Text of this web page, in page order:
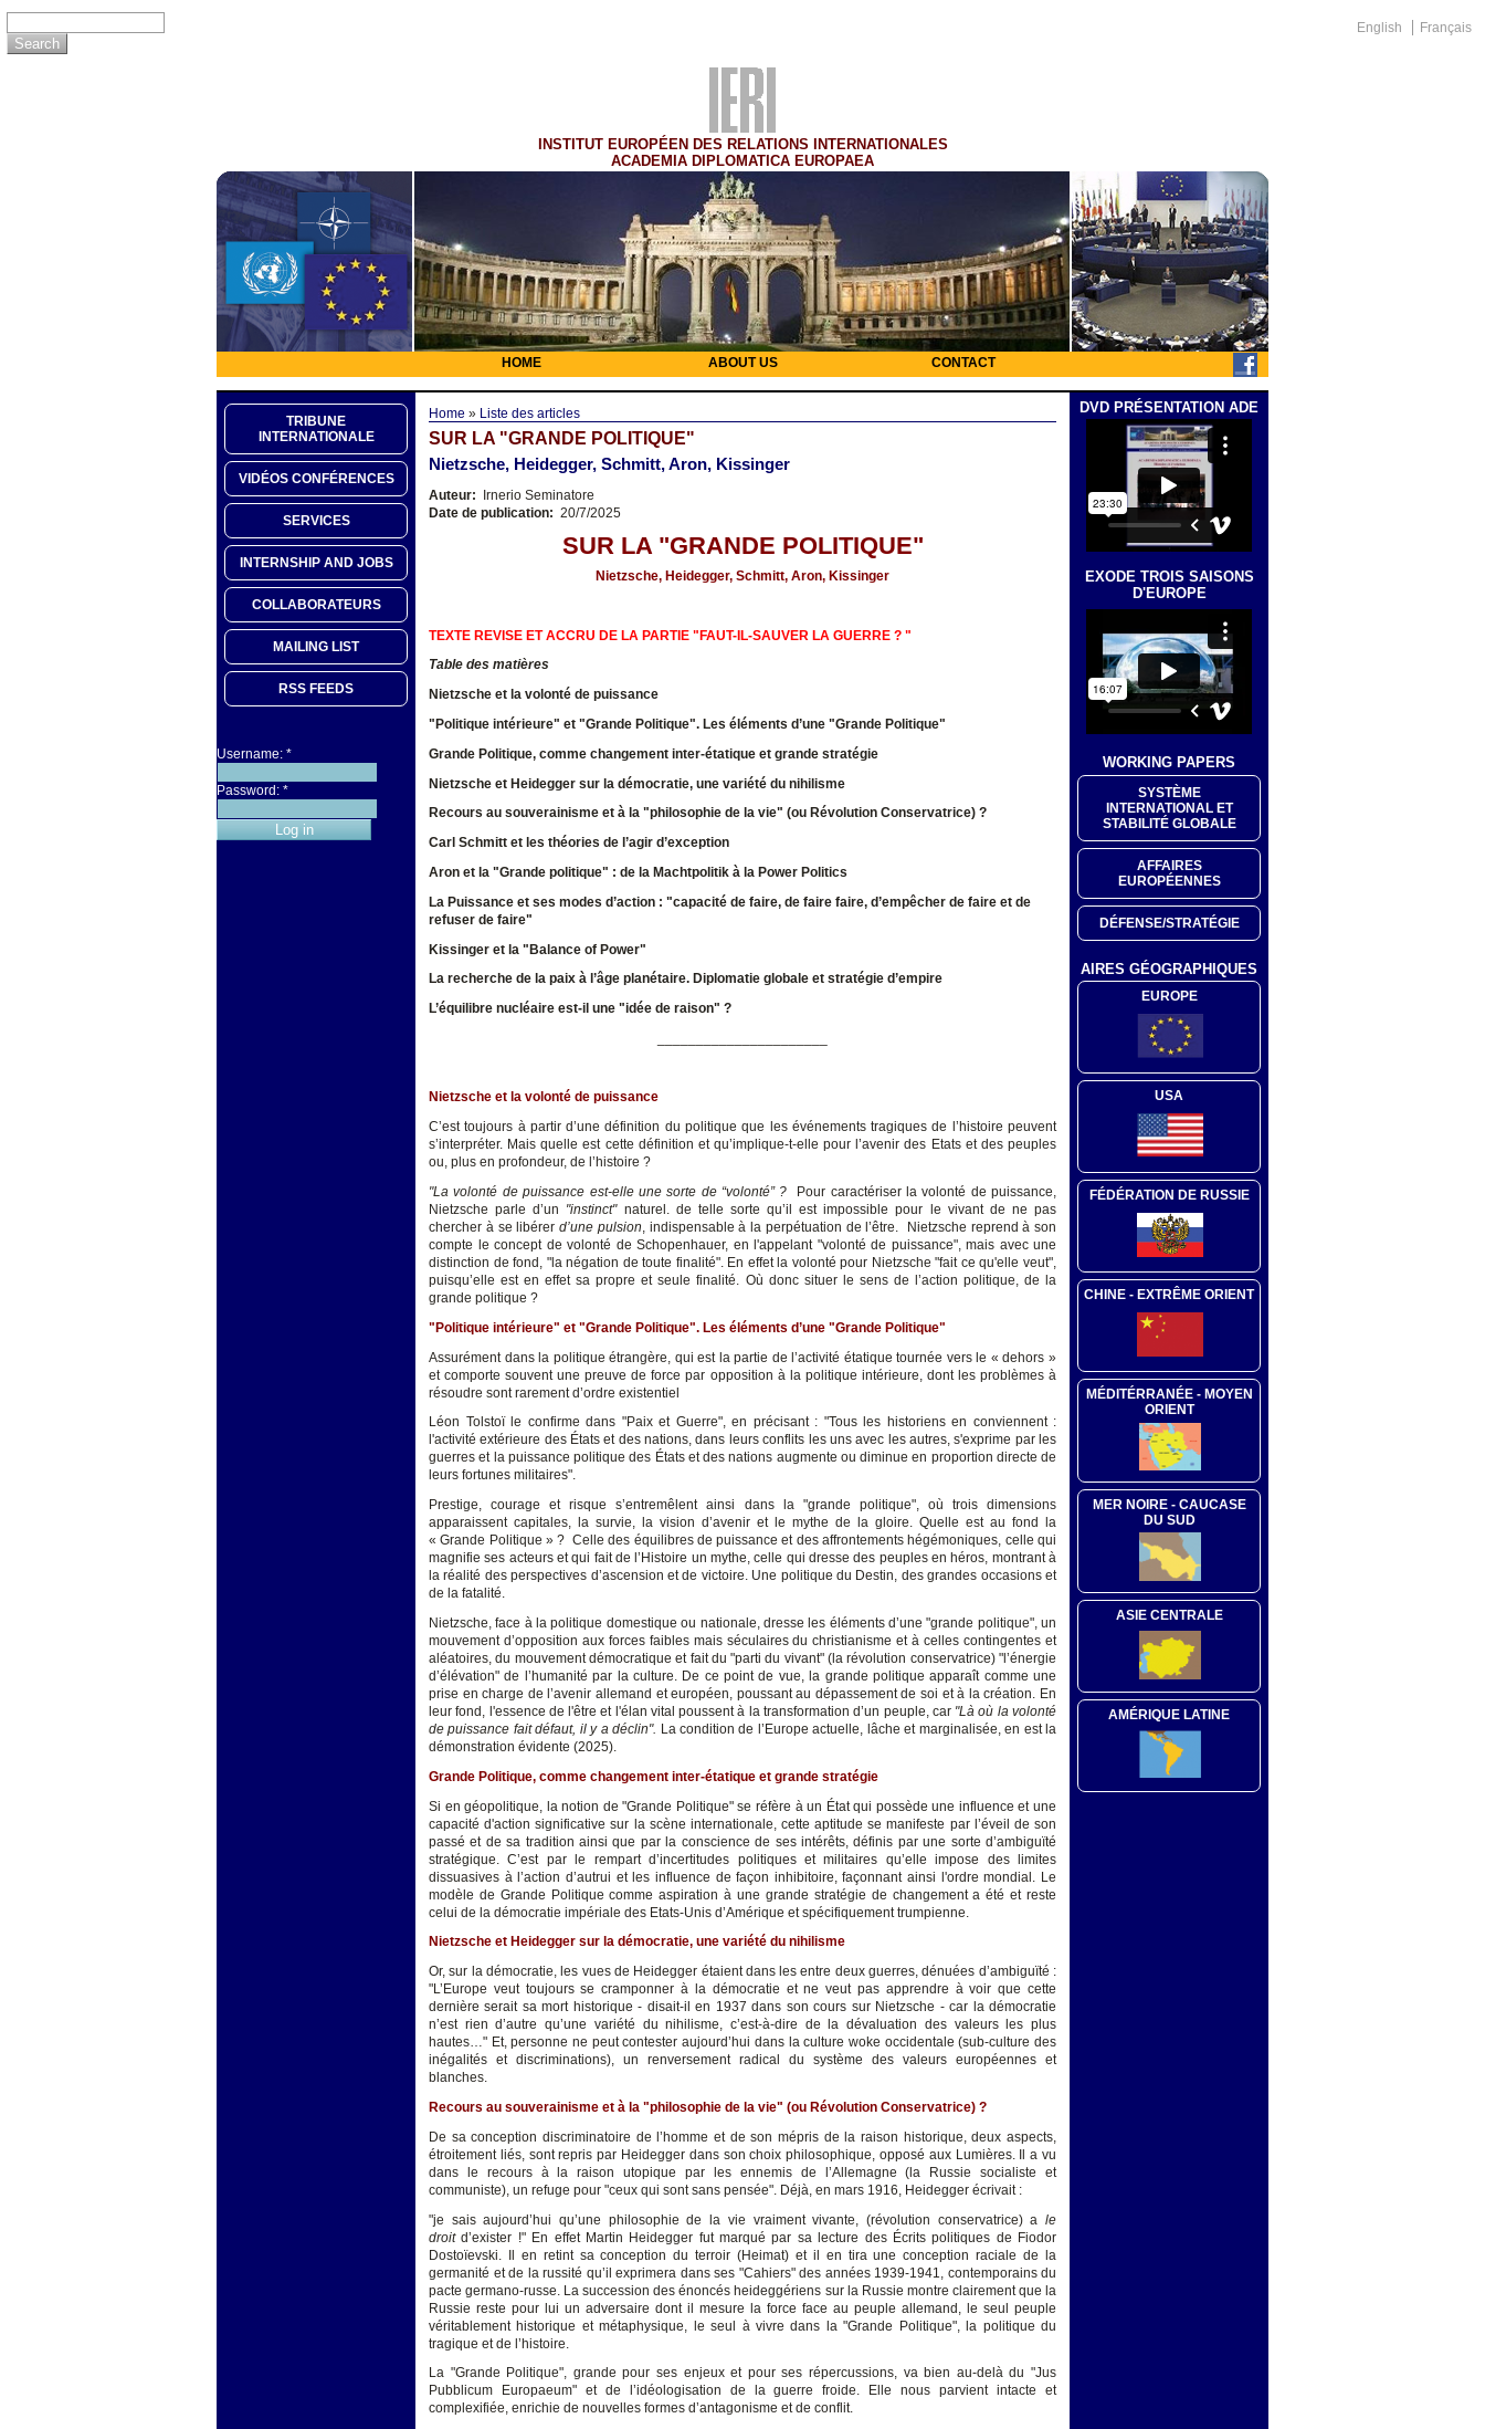
English Français
INSTITUT EUROPÉEN DES RELATIONS INTERNATIONALES
ACADEMIA DIPLOMATICA EUROPAEA
HOME ABOUT US CONTACT
TRIBUNE
INTERNATIONALE
VIDÉOS CONFÉRENCES
SERVICES
INTERNSHIP AND JOBS
COLLABORATEURS
MAILING LIST
RSS FEEDS
Username: *
Password: *
Home » Liste des articles
SUR LA "GRANDE POLITIQUE"
Nietzsche, Heidegger, Schmitt, Aron, Kissinger
Auteur: Irnerio Seminatore
Date de publication: 20/7/2025
SUR LA "GRANDE POLITIQUE"
Nietzsche, Heidegger, Schmitt, Aron, Kissinger
TEXTE REVISE ET ACCRU DE LA PARTIE "FAUT-IL-SAUVER LA GUERRE ? "
Table des matières
Nietzsche et la volonté de puissance
"Politique intérieure" et "Grande Politique". Les éléments d’une "Grande Politique"
Grande Politique, comme changement inter-étatique et grande stratégie
Nietzsche et Heidegger sur la démocratie, une variété du nihilisme
Recours au souverainisme et à la "philosophie de la vie" (ou Révolution Conservatrice) ?
Carl Schmitt et les théories de l’agir d’exception
Aron et la "Grande politique" : de la Machtpolitik à la Power Politics
La Puissance et ses modes d’action : "capacité de faire, de faire faire, d’empêcher de faire et de
refuser de faire"
Kissinger et la "Balance of Power"
La recherche de la paix à l’âge planétaire. Diplomatie globale et stratégie d’empire
L’équilibre nucléaire est-il une "idée de raison" ?
Nietzsche et la volonté de puissance
C’est toujours à partir d’une définition du politique que les événements tragiques de l’histoire peuvent
s’interpréter. Mais quelle est cette définition et qu’implique-t-elle pour l’avenir des Etats et des peuples
ou, plus en profondeur, de l’histoire ?
"La volonté de puissance est-elle une sorte de “volonté” ?
Pour caractériser la volonté de puissance,
Nietzsche parle d’un "instinct"naturel. de telle sorte qu’il est impossible pour le vivant de ne pas
chercher à se libérer d’une pulsion, indispensable à la perpétuation de l’être. Nietzsche reprend à son
compte le concept de volonté de Schopenhauer, en l'appelant "volonté de puissance", mais avec une
distinction de fond, "la négation de toute finalité". En effet la volonté pour Nietzsche "fait ce qu'elle veut",
puisqu’elle est en effet sa propre et seule finalité. Où donc situer le sens de l’action politique, de la
grande politique ?
"Politique intérieure" et "Grande Politique". Les éléments d’une "Grande Politique"
Assurément dans la politique étrangère, qui est la partie de l’activité étatique tournée vers le « dehors »
et comporte souvent une preuve de force par opposition à la politique intérieure, dont les problèmes à
résoudre sont rarement d’ordre existentiel
Léon Tolstoï le confirme dans "Paix et Guerre", en précisant : "Tous les historiens en conviennent :
l'activité extérieure des États et des nations, dans leurs conflits les uns avec les autres, s'exprime par les
guerres et la puissance politique des États et des nations augmente ou diminue en proportion directe de
leurs fortunes militaires".
Prestige, courage et risque s’entremêlent ainsi dans la "grande politique", où trois dimensions
apparaissent capitales, la survie, la vision d’avenir et le mythe de la gloire. Quelle est au fond la
« Grande Politique » ? Celle des équilibres de puissance et des affrontements hégémoniques, celle qui
magnifie ses acteurs et qui fait de l’Histoire un mythe, celle qui dresse des peuples en héros, montrant à
la réalité des perspectives d’ascension et de victoire. Une politique du Destin, des grandes occasions et
de la fatalité.
Nietzsche, face à la politique domestique ou nationale, dresse les éléments d’une "grande politique", un
mouvement d’opposition aux forces faibles mais séculaires du christianisme et à celles contingentes et
aléatoires, du mouvement démocratique et fait du "parti du vivant" (la révolution conservatrice) "l’énergie
d’élévation" de l’humanité par la culture. De ce point de vue, la grande politique apparaît comme une
prise en charge de l’avenir allemand et européen, poussant au dépassement de soi et à la création. En
leur fond, l'essence de l'être et l'élan vital poussent à la transformation d’un peuple, car "Là où la volonté
de puissance fait défaut, il y a déclin". La condition de l’Europe actuelle, lâche et marginalisée, en est la
démonstration évidente (2025).
Grande Politique, comme changement inter-étatique et grande stratégie
Si en géopolitique, la notion de "Grande Politique" se réfère à un État qui possède une influence et une
capacité d'action significative sur la scène internationale, cette aptitude se manifeste par l’éveil de son
passé et de sa tradition ainsi que par la conscience de ses intérêts, définis par une sorte d’ambiguïté
stratégique. C’est par le rempart d’incertitudes politiques et militaires qu’elle impose des limites
dissuasives à l’action d’autrui et les influence de façon inhibitoire, façonnant ainsi l'ordre mondial. Le
modèle de Grande Politique comme aspiration à une grande stratégie de changement a été et reste
celui de la démocratie impériale des Etats-Unis d’Amérique et spécifiquement trumpienne.
Nietzsche et Heidegger sur la démocratie, une variété du nihilisme
Or, sur la démocratie, les vues de Heidegger étaient dans les entre deux guerres, dénuées d’ambiguïté :
"L’Europe veut toujours se cramponner à la démocratie et ne veut pas apprendre à voir que cette
dernière serait sa mort historique - disait-il en 1937 dans son cours sur Nietzsche - car la démocratie
n’est rien d’autre qu’une variété du nihilisme, c’est-à-dire de la dévaluation des valeurs les plus
hautes…" Et, personne ne peut contester aujourd’hui dans la culture woke occidentale (sub-culture des
inégalités et discriminations), un renversement radical du système des valeurs européennes et
blanches.
Recours au souverainisme et à la "philosophie de la vie" (ou Révolution Conservatrice) ?
De sa conception discriminatoire de l’homme et de son mépris de la raison historique, deux aspects,
étroitement liés, sont repris par Heidegger dans son choix philosophique, opposé aux Lumières. Il a vu
dans le recours à la raison utopique par les ennemis de l’Allemagne (la Russie socialiste et
communiste), un refuge pour "ceux qui sont sans pensée". Déjà, en mars 1916, Heidegger écrivait :
"je sais aujourd’hui qu’une philosophie de la vie vraiment vivante, (révolution conservatrice) a le
droitd’exister !" En effet Martin Heidegger fut marqué par sa lecture des Écrits politiques de Fiodor
Dostoïevski. Il en retint sa conception du terroir (Heimat) et il en tira une conception raciale de la
germanité et de la russité qu’il exprimera dans ses "Cahiers" des années 1939-1941, contemporains du
pacte germano-russe. La succession des énoncés heideggériens sur la Russie montre clairement que la
Russie reste pour lui un adversaire dont il mesure la force face au peuple allemand, le seul peuple
véritablement historique et métaphysique, le seul à vivre dans la "Grande Politique", la politique du
tragique et de l’histoire.
La "Grande Politique", grande pour ses enjeux et pour ses répercussions, va bien au-delà du "Jus
Pubblicum Europaeum" et de l’idéologisation de la guerre froide. Elle nous parvient intacte et
complexifiée, enrichie de nouvelles formes d’antagonisme et de conflit.
DVD PRÉSENTATION ADE
EXODE TROIS SAISONS
D'EUROPE
WORKING PAPERS
SYSTÈME
INTERNATIONAL ET
STABILITÉ GLOBALE
AFFAIRES
EUROPÉENNES
DÉFENSE/STRATÉGIE
AIRES GÉOGRAPHIQUES
EUROPE
USA
FÉDÉRATION DE RUSSIE
CHINE - EXTRÊME ORIENT
MÉDITÉRRANÉE - MOYEN
ORIENT
MER NOIRE - CAUCASE
DU SUD
ASIE CENTRALE
AMÉRIQUE LATINE